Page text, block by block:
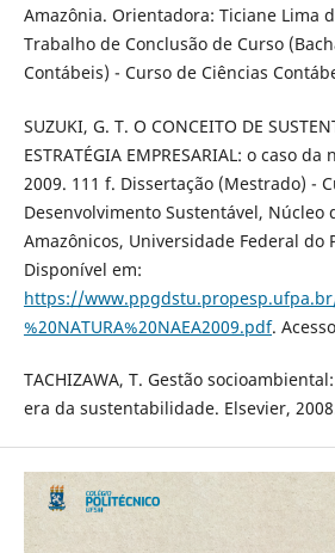
Amazônia. Orientadora: Ticiane Lima
Trabalho de Conclusão de Curso
Contábeis) - Curso de Ciências
SUZUKI, G. T. O CONCEITO DE
ESTRATÉGIA EMPRESARIAL: o caso
2009. 111 f. Dissertação (Mestrado) -
Desenvolvimento Sustentável, Núcleo
Amazônicos, Universidade Federal do
Disponível em:
https://www.ppgdstu.propesp.ufpa.br/
%20NATURA%20NAEA2009.pdf.
TACHIZAWA, T. Gestão
era da sustentabilidade. Elsevier,